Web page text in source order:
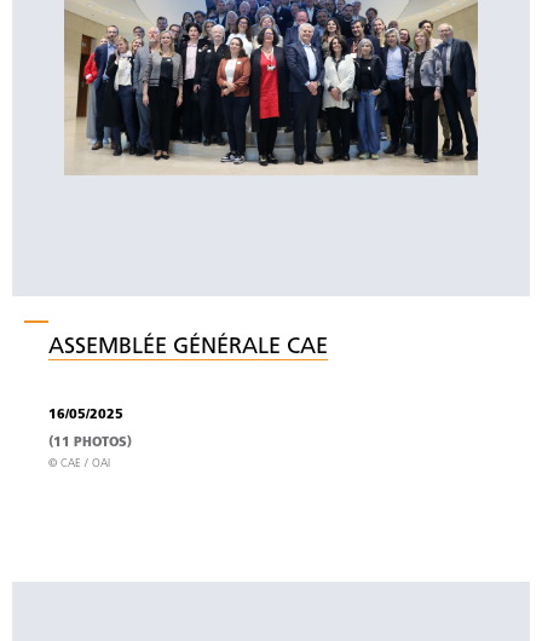
ASSEMBLÉE GÉNÉRALE CAE
16/05/2025
(11 PHOTOS)
© CAE / OAI